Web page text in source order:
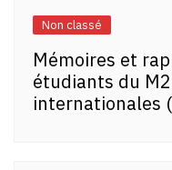
Non classé
Mémoires et
étudiants du
internationales